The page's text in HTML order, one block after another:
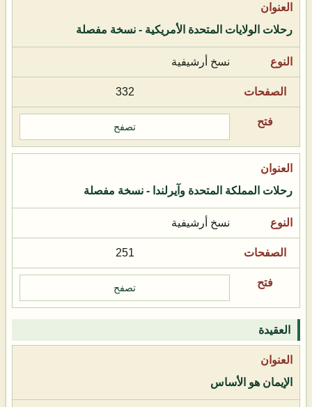
رحلات الولايات المتحدة الأمريكية - نسخة مفصلة
نسخ أرشيفية
332
تصفح
رحلات المملكة المتحدة وآيرلندا - نسخة مفصلة
نسخ أرشيفية
251
تصفح
العقيدة
الإيمان هو الأساس